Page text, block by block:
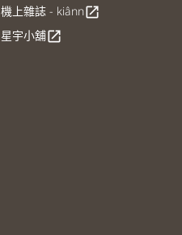
機上雜誌 - kiânnopen_in_new
星宇小舖open_in_new